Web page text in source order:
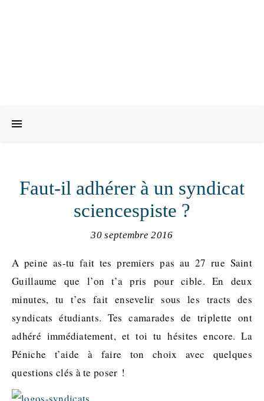
Faut-il adhérer à un syndicat
sciencespiste ?
30 septembre 2016
A peine as-tu fait tes premiers pas au 27 rue Saint
Guillaume que l’on t’a pris pour cible. En deux
minutes, tu t’es fait ensevelir sous les tracts des
syndicats étudiants. Tes camarades de triplette ont
adhéré immédiatement, et toi tu hésites encore. La
Péniche t’aide à faire ton choix avec quelques
questions clés à te poser !